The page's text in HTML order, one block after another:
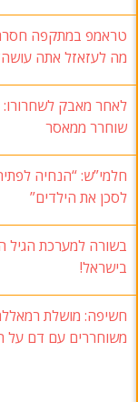
טראמפ במתקפה חסרת
מה לעזאזל אתה
לאחר מאבק
שוחרר ממאסר
חלמי”ש: “הנחיה
לסכן את הילדים”
בשורה למערכת הגיל
בישראל!
חשיפה: מושלת
משוחררים עם דם על